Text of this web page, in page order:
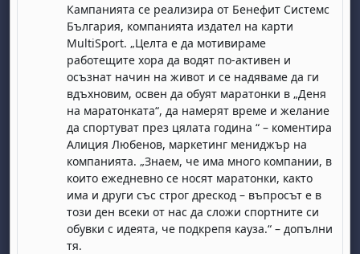
Кампанията се реализира от Бенефит Системс
България, компанията издател на карти
MultiSport. „Целта е да мотивираме
работещите хора да водят по-активен и
осъзнат начин на живот и се надяваме да ги
вдъхновим, освен да обуят маратонки в „Деня
на маратонката“, да намерят време и желание
да спортуват през цялата година “ – коментира
Алиция Любенов, маркетинг мениджър на
компанията. „Знаем, че има много компании, в
които ежедневно се носят маратонки, както
има и други със строг дрескод – въпросът е в
този ден всеки от нас да сложи спортните си
обувки с идеята, че подкрепя кауза.“ – допълни
тя.